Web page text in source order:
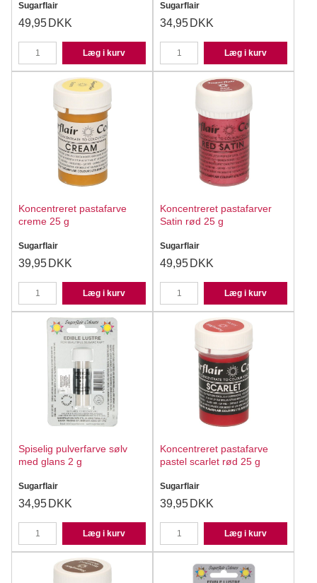
Sugarflair
49,95 DKK
Læg i kurv
Sugarflair
34,95 DKK
Læg i kurv
Koncentreret pastafarve
creme 25 g
Sugarflair
39,95 DKK
Læg i kurv
Koncentreret pastafarver
Satin rød 25 g
Sugarflair
49,95 DKK
Læg i kurv
Spiselig pulverfarve sølv
med glans 2 g
Sugarflair
34,95 DKK
Læg i kurv
Koncentreret pastafarve
pastel scarlet rød 25 g
Sugarflair
39,95 DKK
Læg i kurv